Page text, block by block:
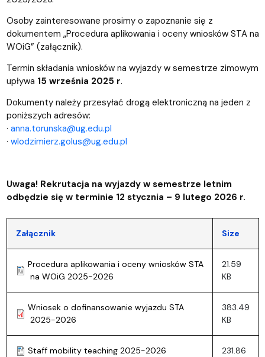
Osoby zainteresowane prosimy o zapoznanie się z
dokumentem „Procedura aplikowania i oceny wniosków STA na
WOiG” (załącznik).
Termin składania wniosków na wyjazdy w semestrze zimowym
upływa 15 września 2025 r.
Dokumenty należy przesyłać drogą elektroniczną na jeden z
poniższych adresów:
· anna.torunska@ug.edu.pl
· wlodzimierz.golus@ug.edu.pl
Uwaga! Rekrutacja na wyjazdy w semestrze letnim
odbędzie się w terminie 12 stycznia – 9 lutego 2026 r.
Załącznik Size
Procedura aplikowania i oceny wniosków STA
na WOiG 2025-2026
21.59
KB
Wniosek o dofinansowanie wyjazdu STA
2025-2026
383.49
KB
Staff mobility teaching 2025-2026
231.86